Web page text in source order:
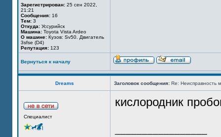
Зарегистрирован: 25 сен 2022,
21:21
Сообщения: 16
Тем: 3
Откуда: Уссурийск
Машина: Toyota Vista Ardeo
О машине: Кузов: Sv50. Двигатель
3sfse (D4)
Репутация: 123
Вернуться к началу
Dreams Заголовок сообщения: Re: Неисправность
Специалист
кислородник